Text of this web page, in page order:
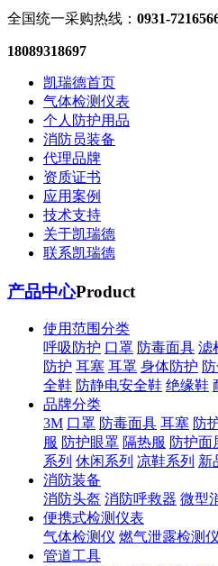
全国统一采购热线： 0931-
18089318697
凯瑞德首页
气体检测仪表
个人防护用品
消防员装备
代理品牌
资质证书
应用案例
技术支持
关于凯瑞德
联系凯瑞德
产品中心Product
使用范围分类
呼吸防护 口罩 防毒面具 滤
防护 耳塞 耳罩 身体防护
全鞋 防静电安全鞋 绝缘鞋
品牌分类
3M 口罩 防毒面具 耳塞 防
服 防护眼罩 隔热服 防护面
系列 休闲系列 凉鞋系列 新
消防装备
消防头盔 消防呼救器 微型
便携式检测仪表
气体检测仪 燃气泄露检测仪
管道工具